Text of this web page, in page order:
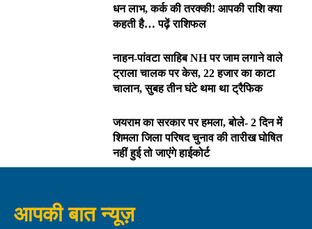
धन लाभ, कर्क की तरक्की! आपकी राशि क्या
कहती है… पढ़ें राशिफल
नाहन-पांवटा साहिब NH पर जाम लगाने वाले
ट्राला चालक पर केस, 22 हजार का काटा
चालान, सुबह तीन घंटे थमा था ट्रैफिक
जयराम का सरकार पर हमला, बोले- 2 दिन में
शिमला जिला परिषद चुनाव की तारीख घोषित
नहीं हुई तो जाएंगे हाईकोर्ट
आपकी बात न्यूज़